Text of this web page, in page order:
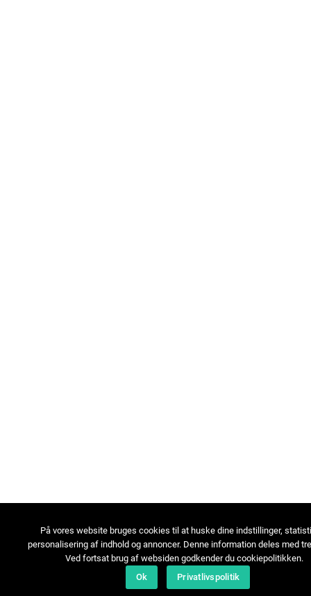
På vores website bruges cookies til at huske dine indstillinger,
personalisering af indhold og annoncer. Denne information deles med
Ved fortsat brug af websiden godkender du cookiepolitikken.
Ok
Privatlivspolitik